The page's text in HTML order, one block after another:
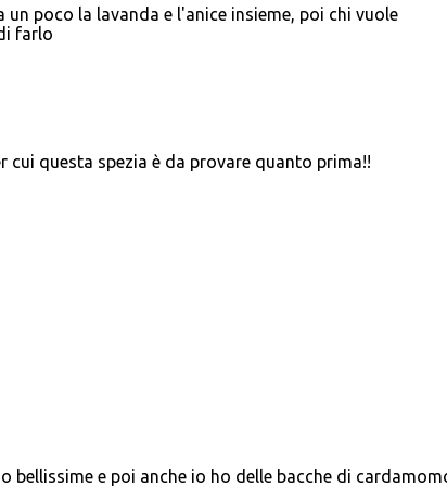
poco la lavanda e l'anice insieme, poi chi vuole
farlo
cui questa spezia è da provare quanto prima!!
bellissime e poi anche io ho delle bacche di